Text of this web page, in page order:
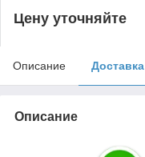
Цену уточняйте
Описание Доставка
Описание